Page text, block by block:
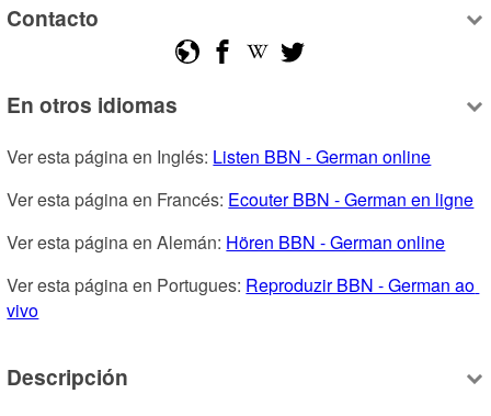
Contacto
En otros idiomas
Ver esta página en Inglés: Listen BBN - German online
Ver esta página en Francés: Ecouter BBN - German en ligne
Ver esta página en Alemán: Hören BBN - German online
Ver esta página en Portugues: Reproduzir BBN - German ao
vivo
Descripción